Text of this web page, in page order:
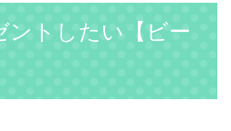
ントしたい【ビー